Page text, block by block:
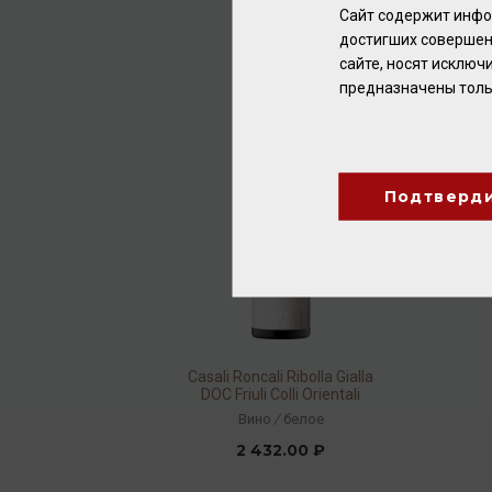
Casali Roncali Ribolla Gialla
DOC Friuli Colli Orientali
2023 12,5% 0,75л
Вино / белое
2 432.00 ₽
Сайт содержит
достигших
сайте, носят
предназначены